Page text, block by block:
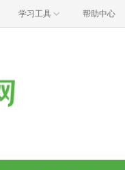
学习工具 帮助中心